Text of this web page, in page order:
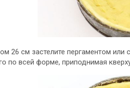
26 см застелите пергаментом или
по всей форме, приподнимая